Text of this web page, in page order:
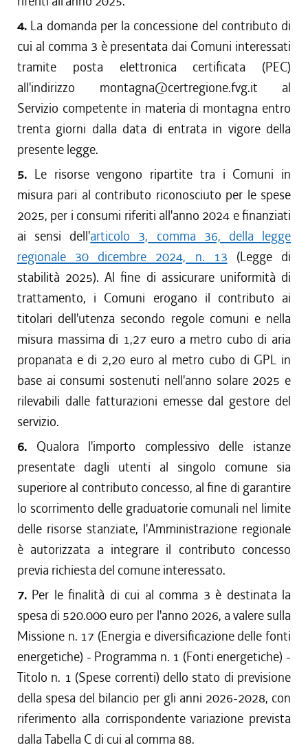
4. La domanda per la concessione del contributo di
cui al comma 3 è presentata dai Comuni interessati
tramite posta elettronica certificata (PEC)
all'indirizzo montagna@certregione.fvg.it al
Servizio competente in materia di montagna entro
trenta giorni dalla data di entrata in vigore della
presente legge.
5. Le risorse vengono ripartite tra i Comuni in
misura pari al contributo riconosciuto per le spese
2025, per i consumi riferiti all'anno 2024 e finanziati
ai sensi dell'articolo 3, comma 36, della legge
regionale 30 dicembre 2024, n. 13 (Legge di
stabilità 2025). Al fine di assicurare uniformità di
trattamento, i Comuni erogano il contributo ai
titolari dell'utenza secondo regole comuni e nella
misura massima di 1,27 euro a metro cubo di aria
propanata e di 2,20 euro al metro cubo di GPL in
base ai consumi sostenuti nell'anno solare 2025 e
rilevabili dalle fatturazioni emesse dal gestore del
servizio.
6. Qualora l'importo complessivo delle istanze
presentate dagli utenti al singolo comune sia
superiore al contributo concesso, al fine di garantire
lo scorrimento delle graduatorie comunali nel limite
delle risorse stanziate, l'Amministrazione regionale
è autorizzata a integrare il contributo concesso
previa richiesta del comune interessato.
7. Per le finalità di cui al comma 3 è destinata la
spesa di 520.000 euro per l'anno 2026, a valere sulla
Missione n. 17 (Energia e diversificazione delle fonti
energetiche) - Programma n. 1 (Fonti energetiche) -
Titolo n. 1 (Spese correnti) dello stato di previsione
della spesa del bilancio per gli anni 2026-2028, con
riferimento alla corrispondente variazione prevista
dalla Tabella C di cui al comma 88.